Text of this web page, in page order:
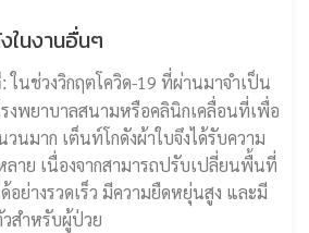
ในงานอื่นๆ
ในช่วงวิกฤตโควิด-19 ที่ผ่านมาจำเป็น
รงพยาบาลสนามหรือคลินิกเคลื่อนที่เพื่อ
นมาก เต็นท์โกดังผ้าใบจึงได้รับความ
าย เนื่องจากสามารถปรับเปลี่ยนพื้นที่
อย่างรวดเร็ว มีความยืดหยุ่นสูง และมี
สำหรับผู้ป่วย